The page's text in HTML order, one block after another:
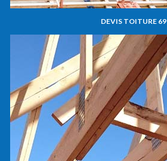
DEVIS TOITURE 69